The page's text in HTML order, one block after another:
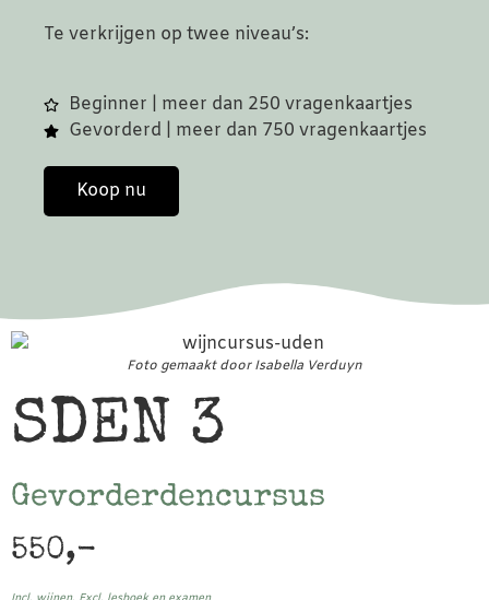
Te verkrijgen op twee niveau’s:
Beginner | meer dan 250 vragenkaartjes
Gevorderd | meer dan 750 vragenkaartjes
Koop nu
Foto gemaakt door Isabella Verduyn
SDEN 3
Gevorderdencursus
550,-